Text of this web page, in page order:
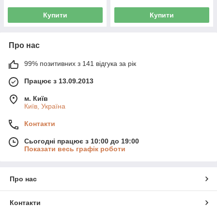
Купити Купити
Про нас
99% позитивних з 141 відгука за рік
Працює з 13.09.2013
м. Київ
Київ, Україна
Контакти
Сьогодні працює з 10:00 до 19:00
Показати весь графік роботи
Про нас
Контакти